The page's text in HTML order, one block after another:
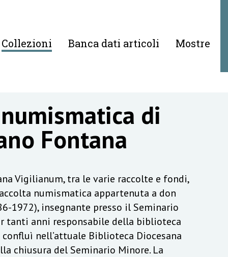
Collezioni Banca dati articoli Mostre
di
Fontana
Vigilianum, tra le varie raccolte e fondi,
numismatica appartenuta a don
1972), insegnante presso il Seminario
tanti anni responsabile della biblioteca
nell’attuale Biblioteca Diocesana
chiusura del Seminario Minore. La